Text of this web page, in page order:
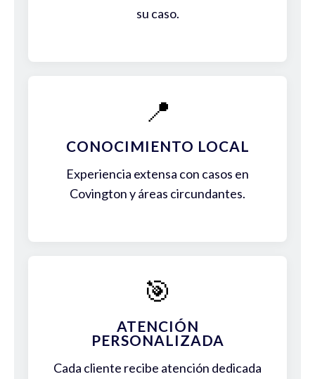
su caso.
📍
CONOCIMIENTO LOCAL
Experiencia extensa con casos en
Covington y áreas circundantes.
🎯
ATENCIÓN
PERSONALIZADA
Cada cliente recibe atención dedicada